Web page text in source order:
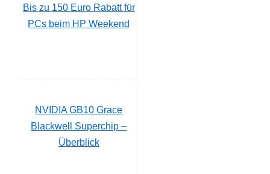
Bis zu 150 Euro Rabatt für
PCs beim HP Weekend
NVIDIA GB10 Grace
Blackwell Superchip –
Überblick